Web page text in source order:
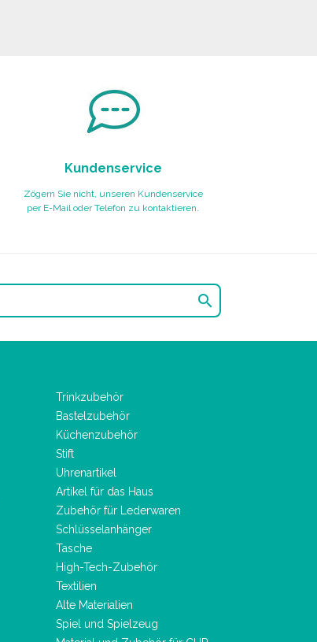
Kundenservice
Zögern Sie nicht, unseren Kundenservice
per E-Mail oder Telefon zu kontaktieren.

Trinkzubehör
Bastelzubehör
Küchenzubehör
Stift
Uhrenartikel
Artikel für das Haus
Zubehör für Lederwaren
Schlüsselanhänger
Tasche
High-Tech-Zubehör
Textilien
Alte Materialien
Spiel und Spielzeug